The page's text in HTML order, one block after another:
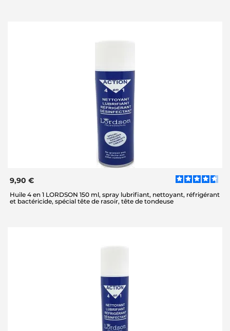
9,90 €
Huile 4 en 1 LORDSON 150 ml, spray lubrifiant, nettoyant, réfrigérant
et bactéricide, spécial tête de rasoir, tête de tondeuse